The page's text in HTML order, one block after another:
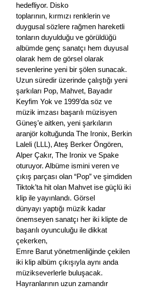
hedefliyor. Disko
toplarının, kırmızı renklerin ve
duygusal sözlere rağmen hareketli
tonların duyulduğu ve görüldüğü
albümde genç sanatçı hem duyusal
olarak hem de görsel olarak
sevenlerine yeni bir şölen sunacak.
Uzun süredir üzerinde çalıştığı yeni
şarkıları Pop, Mahvet, Bayadır
Keyfim Yok ve 1999’da söz ve
müzik imzası başarılı müzisyen
Güneş’e aitken, yeni şarkıların
aranjör koltuğunda The Ironix, Berkin
Laleli (LLL), Ateş Berker Öngören,
Alper Çakır, The Ironix ve Spake
oturuyor. Albüme ismini veren ve
çıkış parçası olan “Pop” ve şimdiden
Tiktok’ta hit olan Mahvet ise güçlü iki
klip ile yayınlandı. Görsel
dünyayı yaptığı müzik kadar
önemseyen sanatçı her iki klipte de
başarılı oyunculuğu ile dikkat
çekerken,
Emre Barut yönetmenliğinde çekilen
iki klip albüm çıkışıyla aynı anda
müzikseverlerle buluşacak.
Hayranlarının uzun zamandır